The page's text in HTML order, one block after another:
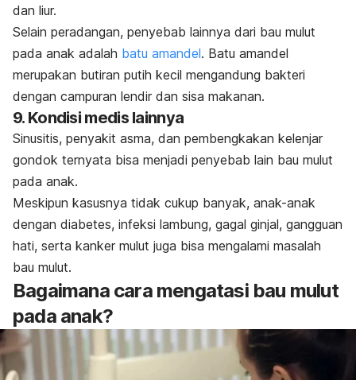
dan liur.
Selain peradangan, penyebab lainnya dari bau mulut
pada anak adalah batu amandel. Batu amandel
merupakan butiran putih kecil mengandung bakteri
dengan campuran lendir dan sisa makanan.
9. Kondisi medis lainnya
Sinusitis, penyakit asma, dan pembengkakan kelenjar
gondok ternyata bisa menjadi penyebab lain bau mulut
pada anak.
Meskipun kasusnya tidak cukup banyak, anak-anak
dengan diabetes, infeksi lambung, gagal ginjal, gangguan
hati, serta kanker mulut juga bisa mengalami masalah
bau mulut.
Bagaimana cara mengatasi bau mulut
pada anak?